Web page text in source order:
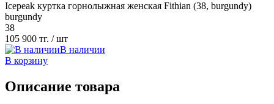
Icepeak куртка горнолыжная женская Fithian (38, burgundy)
burgundy
38
105 900 тг. / шт
В наличии
В корзину
Описание товара